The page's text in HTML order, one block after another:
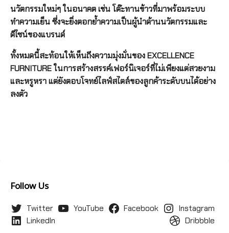
นวัตกรรมใหม่ๆ ในอนาคต เช่น โต๊ะทานข้าวที่มาพร้อมระบบ
ทำความเย็น ซึ่งจะยิ่งตอกย้ำความเป็นผู้นำด้านนวัตกรรมและ
ดีไซน์ของแบรนด์
ทั้งหมดนี้สะท้อนให้เห็นถึงความมุ่งมั่นของ EXCELLENCE
FURNITURE ในการสร้างสรรค์เฟอร์นิเจอร์ที่ไม่เพียงแต่สวยงาม
และหรูหรา แต่ยังตอบโจทย์ไลฟ์สไตล์ของลูกค้าระดับบนได้อย่าง
ลงตัว
Follow Us
Twitter YouTube Facebook
Instagram
LinkedIn
Dribbble